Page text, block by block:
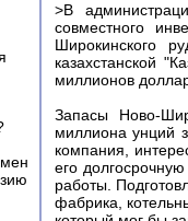
>В
совместного
Широкинского
казахстанской
миллионов
Запасы Ново-
миллиона унций
компания,
его
работы.
фабрика,